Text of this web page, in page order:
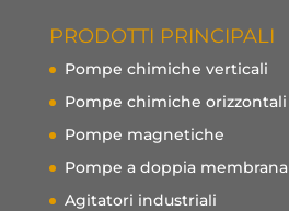
PRODOTTI PRINCIPALI
Pompe chimiche verticali
Pompe chimiche orizzontali
Pompe magnetiche
Pompe a doppia membrana
Agitatori industriali